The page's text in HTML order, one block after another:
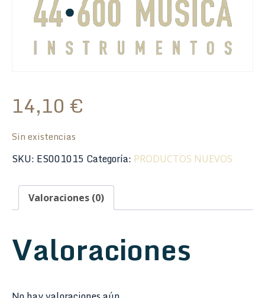
14,10 €
Sin existencias
SKU: ES001015 Categoría: PRODUCTOS NUEVOS
Valoraciones (0)
Valoraciones